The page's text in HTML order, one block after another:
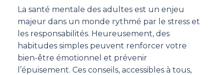
La santé mentale des adultes est un enjeu
majeur dans un monde rythmé par le stress et
les responsabilités. Heureusement, des
habitudes simples peuvent renforcer votre
bien-être émotionnel et prévenir
l’épuisement. Ces conseils, accessibles à tous,